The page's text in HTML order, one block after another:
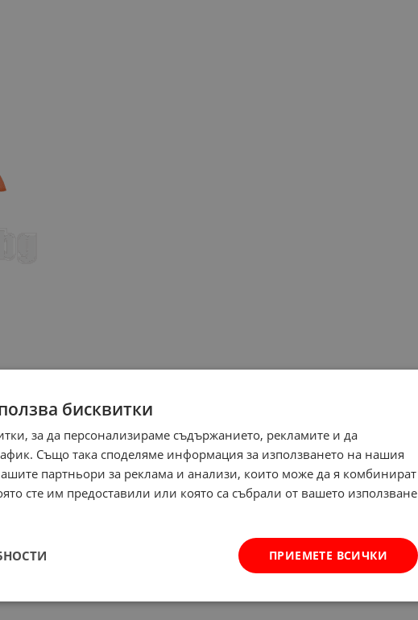
бисквитки
за да персонализираме съдържанието, рекламите и да
Също така споделяме информация за използването на нашия
партньори за реклама и анализи, които може да я комбинират
сте им предоставили или която са събрали от вашето използване
ПРИЕМЕТЕ ВСИЧКИ